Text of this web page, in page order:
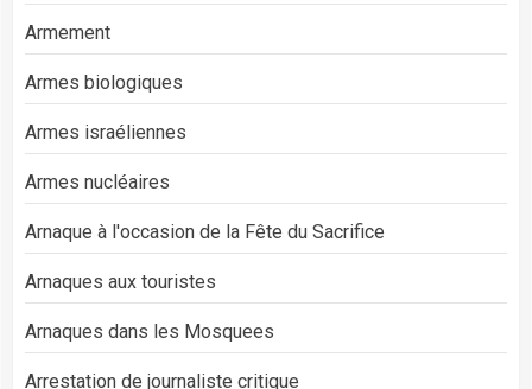
Armement
Armes biologiques
Armes israéliennes
Armes nucléaires
Arnaque à l'occasion de la Fête du Sacrifice
Arnaques aux touristes
Arnaques dans les Mosquees
Arrestation de journaliste critique